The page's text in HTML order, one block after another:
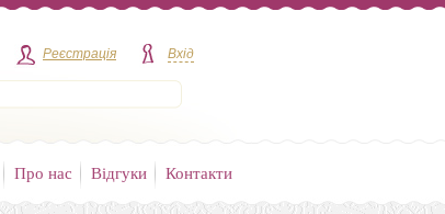
Реєстрація Вхід
Про нас Відгуки Контакти